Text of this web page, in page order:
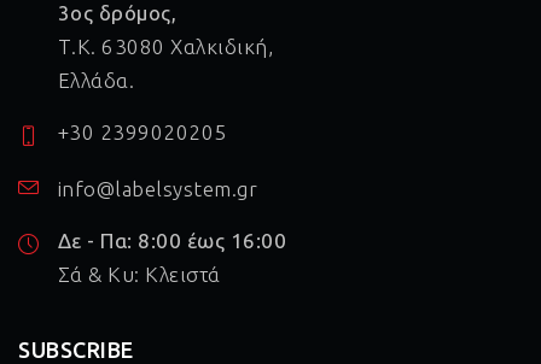
3ος δρόμος,
Τ.Κ. 63080 Χαλκιδική,
Ελλάδα.
+30 2399020205
info@labelsystem.gr
Δε - Πα: 8:00 έως 16:00
Σά & Κυ: Κλειστά
SUBSCRIBE